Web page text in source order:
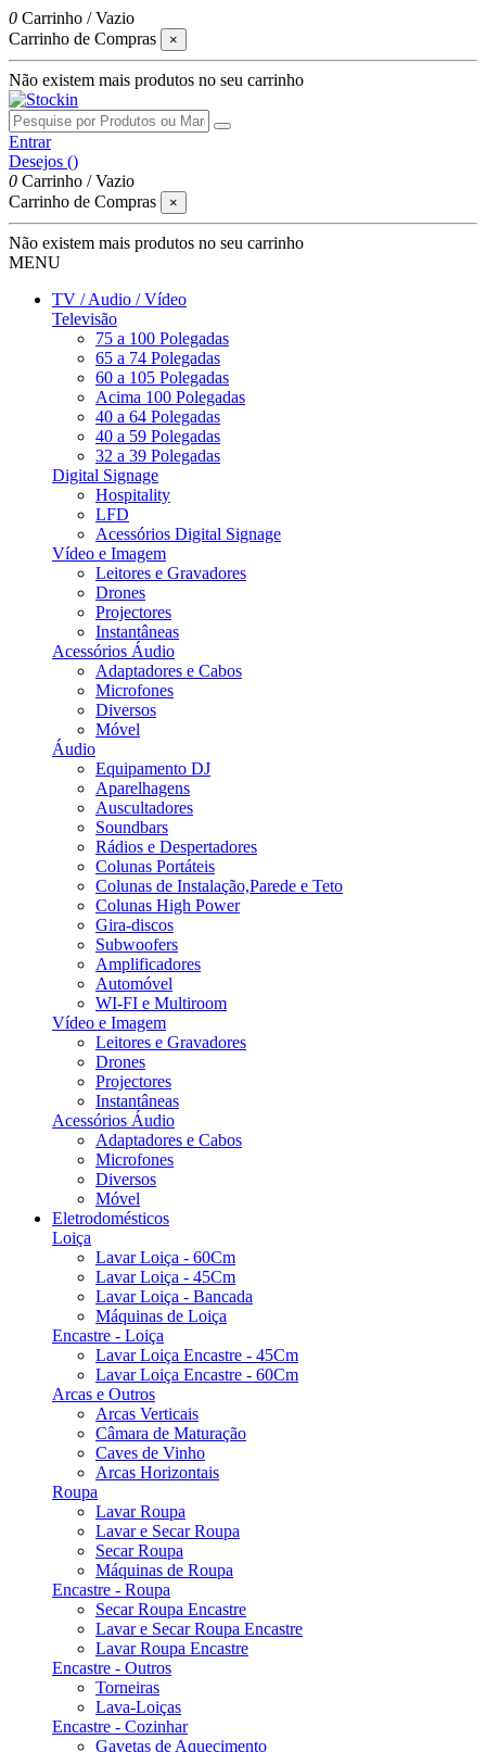
0 Carrinho /Vazio
Carrinho de Compras
×
Não existem mais produtos no seu carrinho
Entrar
Desejos ()
0 Carrinho /Vazio
Carrinho de Compras
×
Não existem mais produtos no seu carrinho
MENU
TV / Audio / Vídeo
Televisão
75 a 100 Polegadas
65 a 74 Polegadas
60 a 105 Polegadas
Acima 100 Polegadas
40 a 64 Polegadas
40 a 59 Polegadas
32 a 39 Polegadas
Digital Signage
Hospitality
LFD
Acessórios Digital Signage
Vídeo e Imagem
Leitores e Gravadores
Drones
Projectores
Instantâneas
Acessórios Áudio
Adaptadores e Cabos
Microfones
Diversos
Móvel
Áudio
Equipamento DJ
Aparelhagens
Auscultadores
Soundbars
Rádios e Despertadores
Colunas Portáteis
Colunas de Instalação,Parede e Teto
Colunas High Power
Gira-discos
Subwoofers
Amplificadores
Automóvel
WI-FI e Multiroom
Vídeo e Imagem
Leitores e Gravadores
Drones
Projectores
Instantâneas
Acessórios Áudio
Adaptadores e Cabos
Microfones
Diversos
Móvel
Eletrodomésticos
Loiça
Lavar Loiça - 60Cm
Lavar Loiça - 45Cm
Lavar Loiça - Bancada
Máquinas de Loiça
Encastre - Loiça
Lavar Loiça Encastre - 45Cm
Lavar Loiça Encastre - 60Cm
Arcas e Outros
Arcas Verticais
Câmara de Maturação
Caves de Vinho
Arcas Horizontais
Roupa
Lavar Roupa
Lavar e Secar Roupa
Secar Roupa
Máquinas de Roupa
Encastre - Roupa
Secar Roupa Encastre
Lavar e Secar Roupa Encastre
Lavar Roupa Encastre
Encastre - Outros
Torneiras
Lava-Loiças
Encastre - Cozinhar
Gavetas de Aquecimento